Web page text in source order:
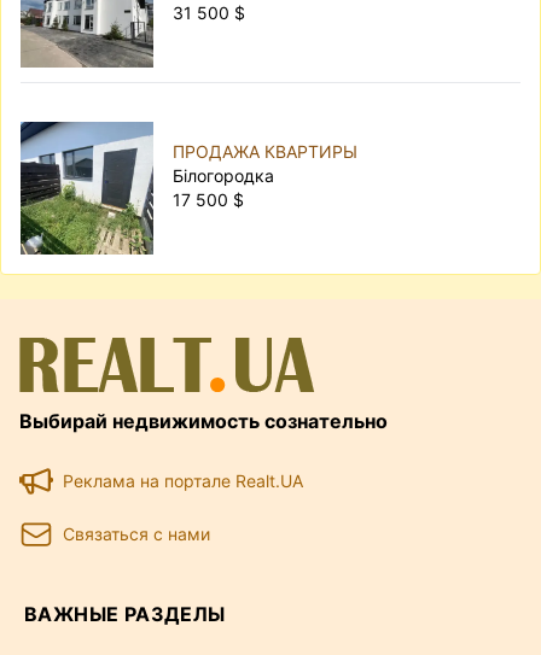
31 500 $
ПРОДАЖА КВАРТИРЫ
Білогородка
17 500 $
Выбирай недвижимость сознательно
Реклама на портале Realt.UA
Связаться с нами
ВАЖНЫЕ РАЗДЕЛЫ